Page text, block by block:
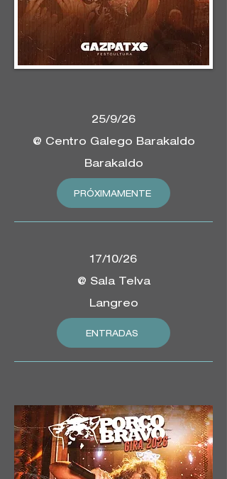
25/9/26
@ Centro Galego Barakaldo
Barakaldo
PRÓXIMAMENTE
17/10/26
@ Sala Telva
Langreo
ENTRADAS